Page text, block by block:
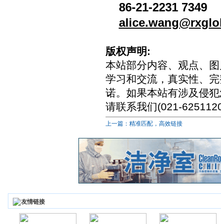
86-21-2231 7349
版权声明:
本站部分内容、观点、
学习和交流，真实性、
诺。如果本站有涉及侵
请联系我们(021-
上一篇：精准匹配，高效链接
友情链接